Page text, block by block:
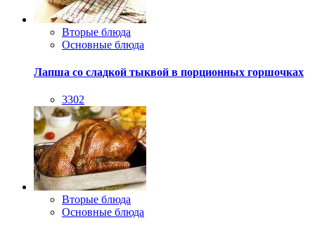
Вторые блюда
Основные блюда
Лапша со сладкой тыквой в порционных горшочках
3302
Вторые блюда
Основные блюда